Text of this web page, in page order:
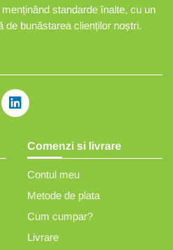
standarde înalte, cu un
de bunăstarea clienților noștri.
Comenzi si livrare
Contul meu
Metode de plata
Cum cumpar?
Livrare